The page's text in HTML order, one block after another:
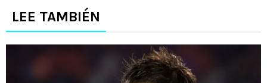
LEE TAMBIÉN